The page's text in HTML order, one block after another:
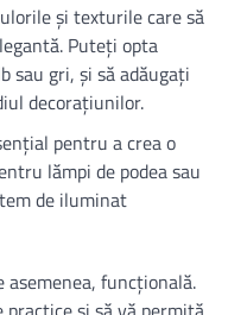
și texturile care să
Puteți opta
sau gri, și să adăugați
decorațiunilor.
pentru a crea o
lămpi de podea sau
de iluminat
asemenea, funcțională.